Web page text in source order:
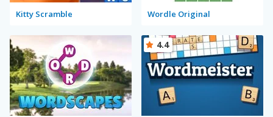
Kitty Scramble Wordle Original
4.4